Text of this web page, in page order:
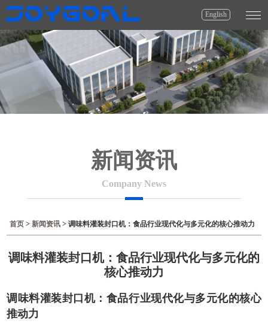
English
新闻资讯
Company News
首页 >新闻资讯 >调味料灌装封口机：食品行业现代化与多元化的核心推动力
调味料灌装封口机：食品行业现代化与多元化的
核心推动力
调味料灌装封口机：食品行业现代化与多元化的核心
推动力